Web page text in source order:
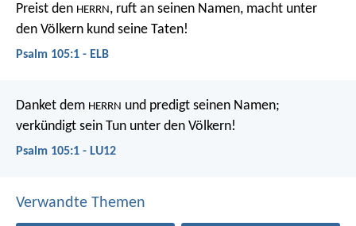
Preist den HERRN, ruft an seinen Namen, macht unter
den Völkern kund seine Taten!
Psalm 105:1 - ELB
Danket dem HERRN und predigt seinen Namen;
verkündigt sein Tun unter den Völkern!
Psalm 105:1 - LU12
Verwandte Themen